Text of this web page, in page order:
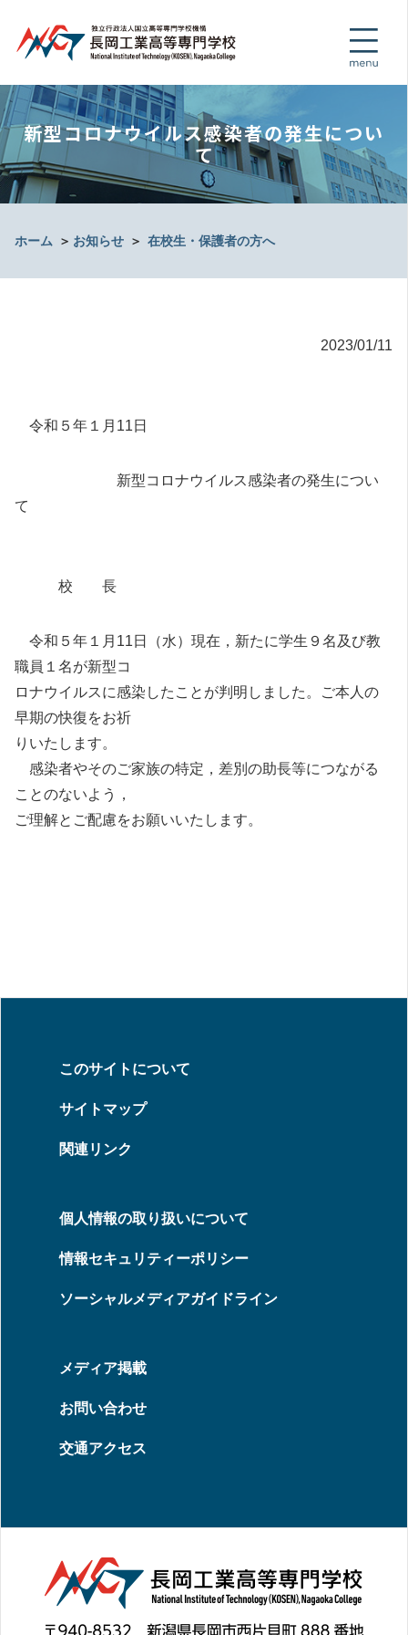
新型コロナウイルス感染者の発生につい
て
ホーム ＞ お知らせ ＞ 在校生・保護者の方へ
2023/01/11
令和５年１月11日
新型コロナウイルス感染者の発生につい
て
校 長
令和５年１月11日（水）現在，新たに学生９名及び教
職員１名が新型コ
ロナウイルスに感染したことが判明しました。ご本人の
早期の快復をお祈
りいたします。
感染者やそのご家族の特定，差別の助長等につながる
ことのないよう，
ご理解とご配慮をお願いいたします。
このサイトについて
サイトマップ
関連リンク
個人情報の取り扱いについて
情報セキュリティーポリシー
ソーシャルメディアガイドライン
メディア掲載
お問い合わせ
交通アクセス